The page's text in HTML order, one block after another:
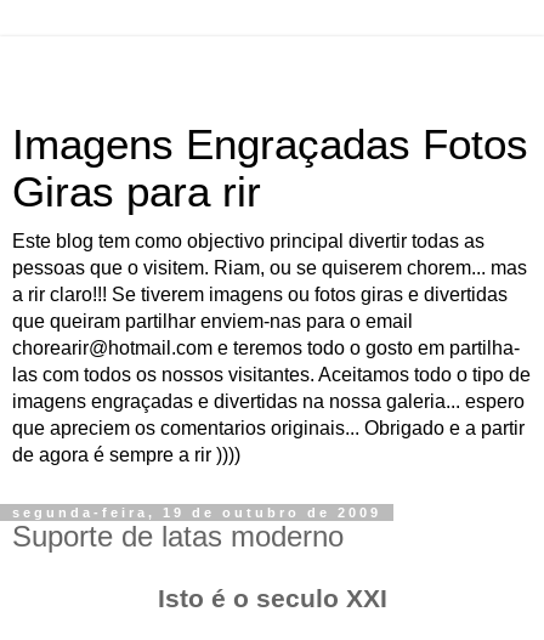
Imagens Engraçadas Fotos
Giras para rir
Este blog tem como objectivo principal divertir todas as
pessoas que o visitem. Riam, ou se quiserem chorem... mas
a rir claro!!! Se tiverem imagens ou fotos giras e divertidas
que queiram partilhar enviem-nas para o email
chorearir@hotmail.com e teremos todo o gosto em partilha-
las com todos os nossos visitantes. Aceitamos todo o tipo de
imagens engraçadas e divertidas na nossa galeria... espero
que apreciem os comentarios originais... Obrigado e a partir
de agora é sempre a rir ))))
segunda-feira, 19 de outubro de 2009
Suporte de latas moderno
Isto é o seculo XXI